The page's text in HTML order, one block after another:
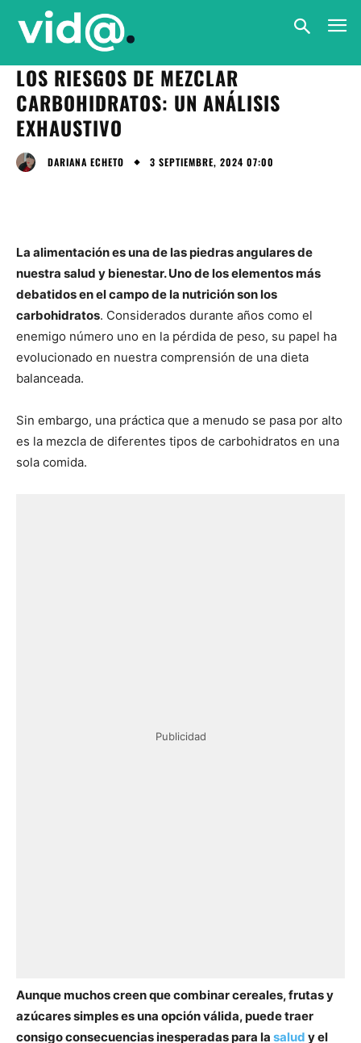
LOS RIESGOS DE MEZCLAR
CARBOHIDRATOS: UN ANÁLISIS
EXHAUSTIVO
DARIANA ECHETO 3 SEPTIEMBRE, 2024 07:00
La alimentación es una de las piedras angulares de
nuestra salud y bienestar. Uno de los elementos más
debatidos en el campo de la nutrición son los
carbohidratos. Considerados durante años como el
enemigo número uno en la pérdida de peso, su papel ha
evolucionado en nuestra comprensión de una dieta
balanceada.
Sin embargo, una práctica que a menudo se pasa por alto
es la mezcla de diferentes tipos de carbohidratos en una
sola comida.
Publicidad
Aunque muchos creen que combinar cereales, frutas y
azúcares simples es una opción válida, puede traer
consigo consecuencias inesperadas para la salud y el